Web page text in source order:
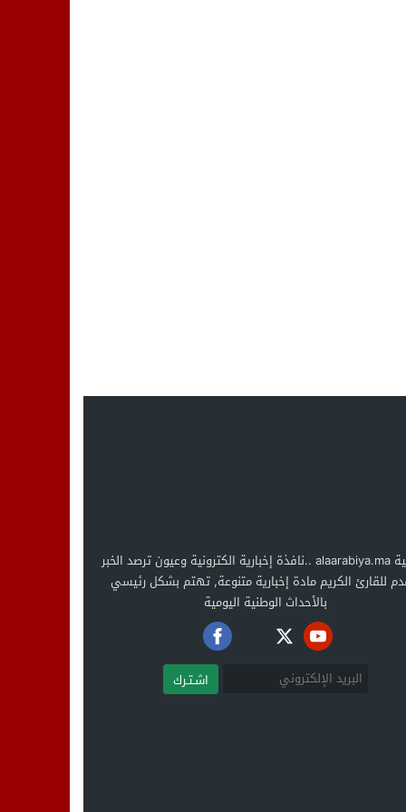
العربية alaarabiya.ma ..نافذة إخبارية الكترونية وعيون ترصد الخبر
للقارئ الكريم مادة إخبارية متنوعة, تهتم بشكل رئيسي
بالأحداث الوطنية اليومية
اشـتـرك